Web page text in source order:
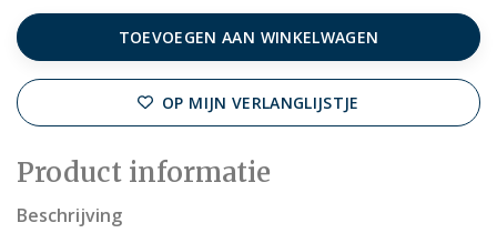
TOEVOEGEN AAN WINKELWAGEN
OP MIJN VERLANGLIJSTJE
Product informatie
Beschrijving